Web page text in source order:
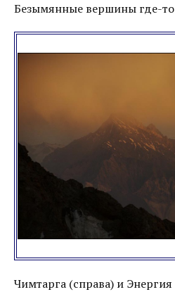
Безымянные вершины где-то
Чимтарга (справа) и